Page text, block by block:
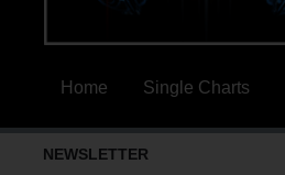
Home Single Charts
NEWSLETTER